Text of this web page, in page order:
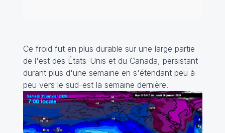
Ce froid fut en plus durable sur une large partie
de l'est des États-Unis et du Canada, persistant
durant plus d'une semaine en s'étendant peu à
peu vers le sud-est la semaine dernière.